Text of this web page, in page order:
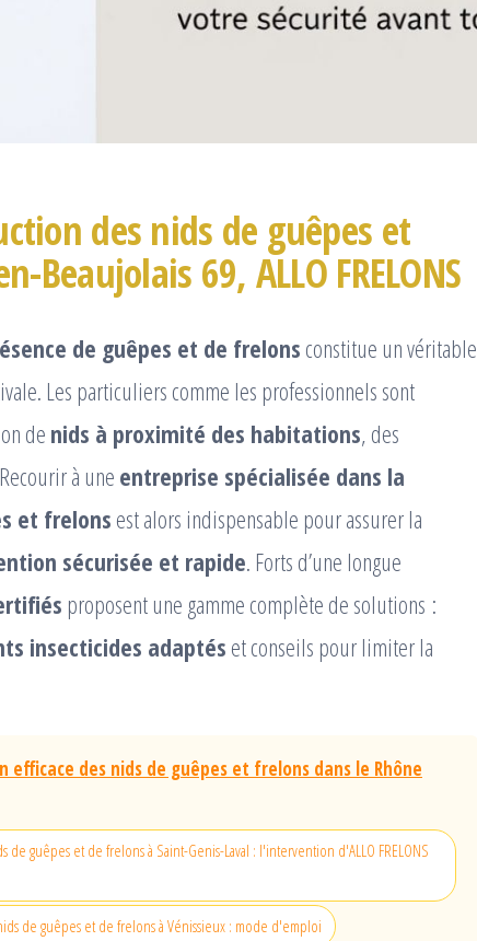
des nids de guêpes et
Beaujolais 69, ALLO FRELONS
de guêpes et de frelonsconstitue un véritable
Les particuliers comme les professionnels sont
denids à proximité des habitations, des
à une entreprise spécialisée dans la
et frelons est alors indispensable pour assurer la
sécurisée et rapide. Forts d’une longue
proposent une gamme complète de solutions :
insecticides adaptés et conseils pour limiter la
efficace des nids de guêpes et frelons dans le Rhône
guêpes et de frelons à Saint-Genis-Laval : l'intervention d'ALLO FRELONS
de guêpes et de frelons à Vénissieux : mode d'emploi